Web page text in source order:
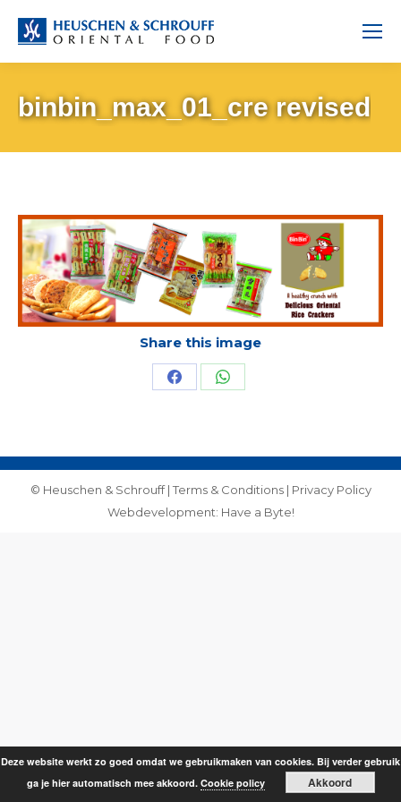
binbin_max_01_cre revised
Share this image
Share Share
© Heuschen & Schrouff | Terms & Conditions| Privacy Policy
Webdevelopment: Have a Byte!
Deze website werkt zo goed omdat we gebruikmaken van cookies. Bij verder gebruik
ga je hier automatisch mee akkoord. Cookie policy Akkoord